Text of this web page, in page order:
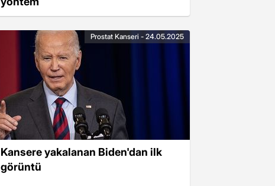
Kansere yakalanan Biden'dan ilk
görüntü
Prostat Kanseri - 24.05.2025